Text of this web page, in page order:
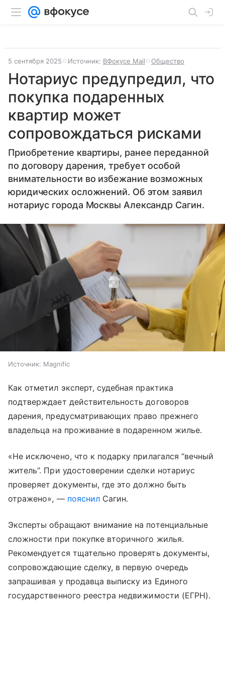
5 сентября 2025 Источник: ВФокусе Mail Общество
Нотариус предупредил, что
покупка подаренных
квартир может
сопровождаться рисками
Приобретение квартиры, ранее переданной
по договору дарения, требует особой
внимательности во избежание возможных
юридических осложнений. Об этом заявил
нотариус города Москвы Александр Сагин.
Источник: Magnific
Как отметил эксперт, судебная практика
подтверждает действительность договоров
дарения, предусматривающих право прежнего
владельца на проживание в подаренном жилье.
«Не исключено, что к подарку прилагался “вечный
житель”. При удостоверении сделки нотариус
проверяет документы, где это должно быть
отражено», — пояснилСагин.
Эксперты обращают внимание на потенциальные
сложности при покупке вторичного жилья.
Рекомендуется тщательно проверять документы,
сопровождающие сделку, в первую очередь
запрашивая у продавца выписку из Единого
государственного реестра недвижимости (ЕГРН).